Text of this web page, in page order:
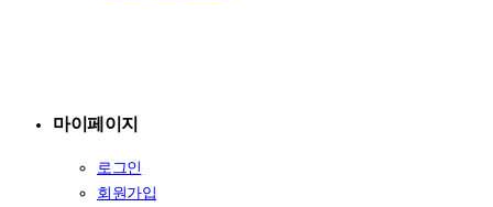
마이페이지
로그인
회원가입